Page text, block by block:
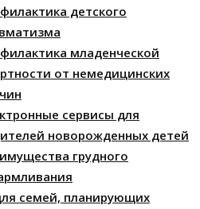
детского
младенческой
от немедицинских
сервисы для
новорожденных детей
грудного
семей, планирующих